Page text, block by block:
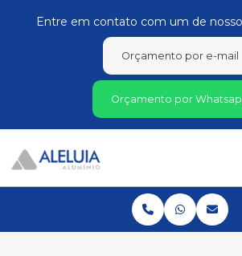
Entre em contato com um de
Orçamento por e-mail
Orçamento por